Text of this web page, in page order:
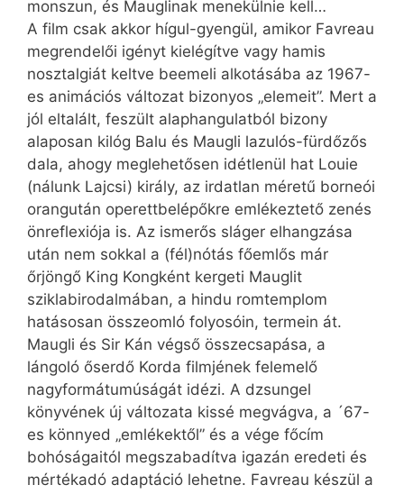
monszun, és Mauglinak menekülnie kell…
A film csak akkor hígul-gyengül, amikor Favreau
megrendelői igényt kielégítve vagy hamis
nosztalgiát keltve beemeli alkotásába az 1967-
es animációs változat bizonyos „elemeit”. Mert a
jól eltalált, feszült alaphangulatból bizony
alaposan kilóg Balu és Maugli lazulós-fürdőzős
dala, ahogy meglehetősen idétlenül hat Louie
(nálunk Lajcsi) király, az irdatlan méretű borneói
orangután operettbelépőkre emlékeztető zenés
önreflexiója is. Az ismerős sláger elhangzása
után nem sokkal a (fél)nótás főemlős már
őrjöngő King Kongként kergeti Mauglit
sziklabirodalmában, a hindu romtemplom
hatásosan összeomló folyosóin, termein át.
Maugli és Sir Kán végső összecsapása, a
lángoló őserdő Korda filmjének felemelő
nagyformátumúságát idézi. A dzsungel
könyvének új változata kissé megvágva, a ´67-
es könnyed „emlékektől” és a vége főcím
bohóságaitól megszabadítva igazán eredeti és
mértékadó adaptáció lehetne. Favreau készül a